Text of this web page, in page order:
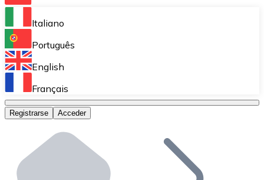
Bitnovo Ramp
Integra nuestra solución en tu plataforma.
Bitnovo Giftcards
Bitnovo OTC
Bitnovo ATM
Integra un ATM Bitnovo en tu negocio y permite que
Italiano
Português
English
Français
Registrarse Acceder